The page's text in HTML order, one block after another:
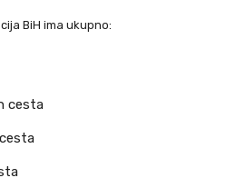
BiH ima ukupno:
cesta